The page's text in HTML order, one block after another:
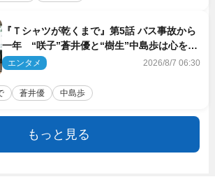
『Ｔシャツが乾くまで』第5話 バス事故から
一年 “咲子”蒼井優と“樹生”中島歩は心を許
しあえる関係に
エンタメ 2026/8/7 06:30
蒼井優 中島歩
もっと見る